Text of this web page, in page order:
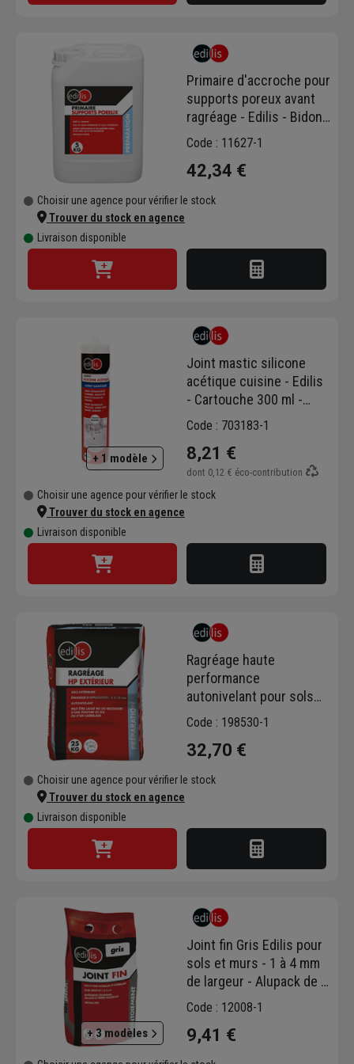
Primaire d'accroche pour
supports poreux avant
ragréage - Edilis - Bidon
de 5 kg
Code : 11627-1
42,34 €
Choisir une agence pour vérifier le stock
Trouver du stock en agence
Livraison disponible
+ 1 modèle
Joint mastic silicone
acétique cuisine - Edilis
- Cartouche 300 ml -
Blanc
Code : 703183-1
8,21 €
dont 0,12 € éco-contribution
Choisir une agence pour vérifier le stock
Trouver du stock en agence
Livraison disponible
Ragréage haute
performance
autonivelant pour sols
extérieur - Edilis - Sac de
25 kg
Code : 198530-1
32,70 €
Choisir une agence pour vérifier le stock
Trouver du stock en agence
Livraison disponible
+ 3 modèles
Joint fin Gris Edilis pour
sols et murs - 1 à 4 mm
de largeur - Alupack de 5
KG
Code : 12008-1
9,41 €